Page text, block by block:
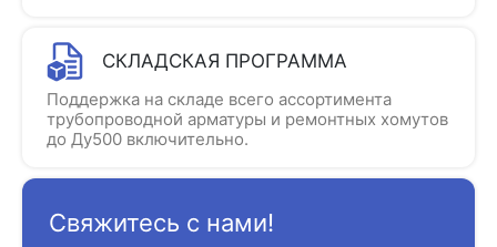
СКЛАДСКАЯ ПРОГРАММА
Поддержка на складе всего ассортимента
трубопроводной арматуры и ремонтных хомутов
до Ду500 включительно.
Свяжитесь с нами!